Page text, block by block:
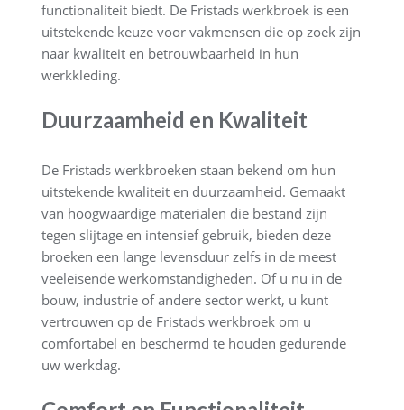
functionaliteit biedt. De Fristads werkbroek is een
uitstekende keuze voor vakmensen die op zoek zijn
naar kwaliteit en betrouwbaarheid in hun
werkkleding.
Duurzaamheid en Kwaliteit
De Fristads werkbroeken staan bekend om hun
uitstekende kwaliteit en duurzaamheid. Gemaakt
van hoogwaardige materialen die bestand zijn
tegen slijtage en intensief gebruik, bieden deze
broeken een lange levensduur zelfs in de meest
veeleisende werkomstandigheden. Of u nu in de
bouw, industrie of andere sector werkt, u kunt
vertrouwen op de Fristads werkbroek om u
comfortabel en beschermd te houden gedurende
uw werkdag.